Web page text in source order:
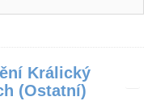
Králický
(Ostatní)